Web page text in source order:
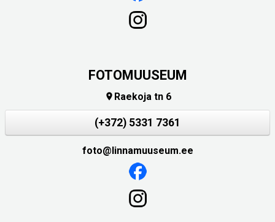
FOTOMUUSEUM
 Raekoja tn 6
(+372) 5331 7361
foto@linnamuuseum.ee